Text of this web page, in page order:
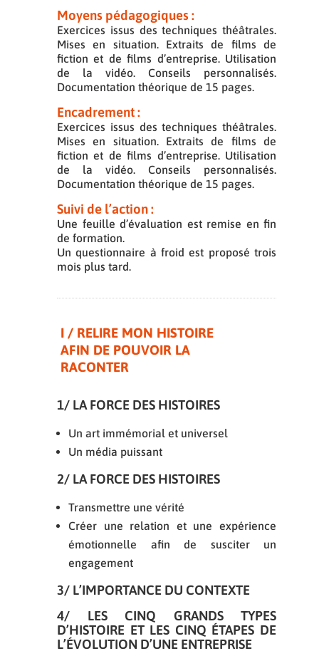
Moyens pédagogiques :
Exercices issus des techniques théâtrales.
Mises en situation. Extraits de films de
fiction et de films d’entreprise. Utilisation
de la vidéo. Conseils personnalisés.
Documentation théorique de 15 pages.
Encadrement :
Exercices issus des techniques théâtrales.
Mises en situation. Extraits de films de
fiction et de films d’entreprise. Utilisation
de la vidéo. Conseils personnalisés.
Documentation théorique de 15 pages.
Suivi de l’action :
Une feuille d’évaluation est remise en fin
de formation.
Un questionnaire à froid est proposé trois
mois plus tard.
I / RELIRE MON HISTOIRE
AFIN DE POUVOIR LA
RACONTER
1/ LA FORCE DES HISTOIRES
Un art immémorial et universel
Un média puissant
2/ LA FORCE DES HISTOIRES
Transmettre une vérité
Créer une relation et une expérience
émotionnelle afin de susciter un
engagement
3/ L’IMPORTANCE DU CONTEXTE
4/ LES CINQ GRANDS TYPES
D’HISTOIRE ET LES CINQ ÉTAPES DE
L’ÉVOLUTION D’UNE ENTREPRISE